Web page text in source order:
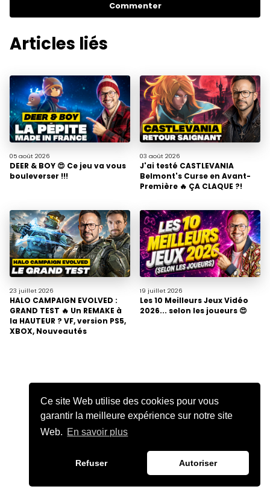
Ce site Web utilise des cookies pour vous
garantir la meilleure expérience sur notre site
Web. En savoir plus
Refuser Autoriser
Commenter
Articles liés
05 août 2026
DEER & BOY 😍 Ce jeu va vous
bouleverser !!!
03 août 2026
J'ai testé CASTLEVANIA
Belmont's Curse en Avant-
Première 🔥 ÇA CLAQUE ?!
23 juillet 2026
HALO CAMPAIGN EVOLVED :
GRAND TEST 🔥 Un REMAKE à
la HAUTEUR ? VF, version PS5,
XBOX, Nouveautés
19 juillet 2026
Les 10 Meilleurs Jeux Vidéo
2026... selon les joueurs 😍